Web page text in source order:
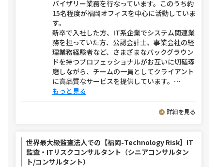
バイザリー業務を行なっています。このうち約
15名程度が福岡オフィスを中心に活動していま
す。
新卒で入社した方、IT系企業でシステム関連業
務を担っていた方、公認会計士、事業会社の経
理業務経験者など、さまざまなバックグラウン
ドを持つプロフェッショナルがお互いに切磋琢
磨しながら、チームの一員としてクライアント
に高品質なサービスを提供しています。 ⋯
もっと見る
詳細を見る
世界最大級監査法人での【福岡-Technology Risk】IT
監査・ITリスクコンサルタント（シニアコンサルタン
ト/コンサルタント）